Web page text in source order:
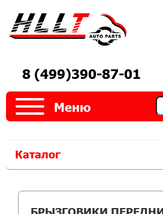
8 (499)390-87-01
Меню
Каталог